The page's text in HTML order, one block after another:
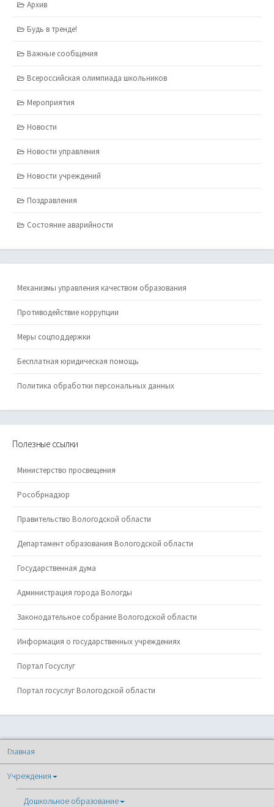
Архив
Будь в тренде!
Важные сообщения
Всероссийская олимпиада школьников
Мероприятия
Новости
Новости управления
Новости учреждений
Поздравления
Состояние аварийности
Механизмы управления качеством образования
Противодействие коррупции
Меры соцподдержки
Бесплатная юридическая помощь
Политика обработки персональных данных
Полезные ссылки
Министерство просвещения
Рособрнадзор
Правительство Вологодской области
Департамент образования Вологодской области
Государственная дума
Администрация города Вологды
Законодательное собрание Вологодской области
Информация о государственных учреждениях
Портал Госуслуг
Портал госуслуг Вологодской области
Главная
Учреждения
Дошкольное образование